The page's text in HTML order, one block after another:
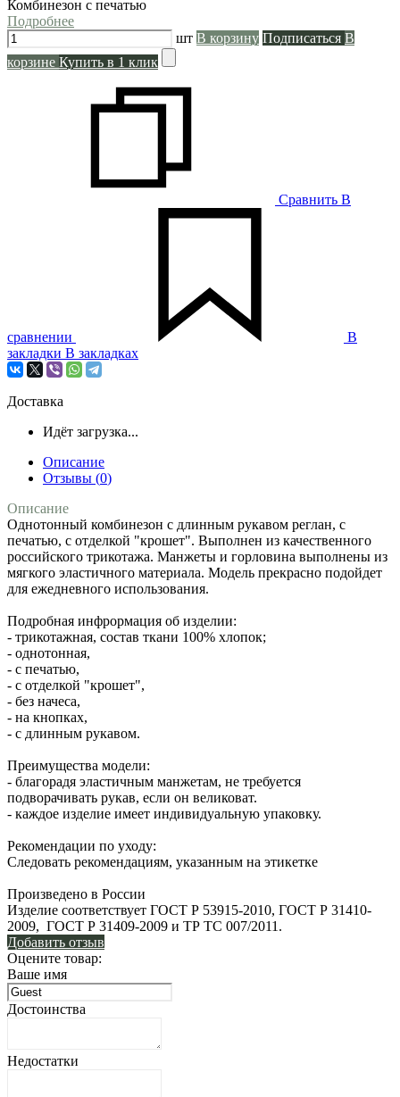
Комбинезон с печатью
Подробнее
шт В корзину Подписаться В
корзине Купить в 1 клик
Сравнить В
сравнении
В
закладки В закладках
Доставка
Идёт загрузка...
Описание
Отзывы (0)
Описание
Однотонный комбинезон с длинным рукавом реглан, с
печатью, с отделкой "крошет". Выполнен из качественного
российского трикотажа. Манжеты и горловина выполнены из
мягкого эластичного материала. Модель прекрасно подойдет
для ежедневного использования.
Подробная инфрормация об изделии:
- трикотажная, состав ткани 100% хлопок;
- однотонная,
- с печатью,
- с отделкой "крошет",
- без начеса,
- на кнопках,
- с длинным рукавом.
Преимущества модели:
- благорадя эластичным манжетам, не требуется
подворачивать рукав, если он великоват.
- каждое изделие имеет индивидуальную упаковку.
Рекомендации по уходу:
Следовать рекомендациям, указанным на этикетке
Произведено в России
Изделие соответствует ГОСТ Р 53915-2010, ГОСТ Р 31410-
2009, ГОСТ Р 31409-2009 и ТР ТС 007/2011.
Добавить отзыв
Оцените товар:
Ваше имя
Достоинства
Недостатки